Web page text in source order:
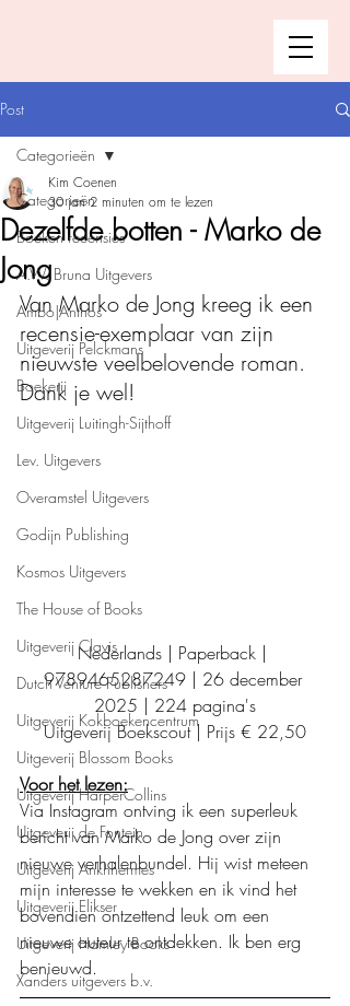
Post
Categorieën
Boeken recensies
A.W. Bruna Uitgevers
Ambo|Anthos
Uitgeverij Pelckmans
Boekerij
Uitgeverij Luitingh-Sijthoff
Lev. Uitgevers
Overamstel Uitgevers
Godijn Publishing
Kosmos Uitgevers
The House of Books
Uitgeverij Clavis
Dutch Venture Publishers
Uitgeverij Kokboekencentrum
Uitgeverij Blossom Books
Uitgeverij HarperCollins
Uitgeverij de Fontein
Uitgeverij Ankhhermes
Uitgeverij Elikser
Uitgeverij Hamley Books
Xanders uitgevers b.v.
Categorieën
Dezelfde botten - Marko de
Jong
Kim Coenen
30 jan 2 minuten om te lezen
Van Marko de Jong kreeg ik een
recensie-exemplaar van zijn
nieuwste veelbelovende roman.
Dank je wel!
Nederlands | Paperback |
9789465287249 | 26 december
2025 | 224 pagina's
Uitgeverij Boekscout | Prijs € 22,50
Voor het lezen:
Via Instagram ontving ik een superleuk
bericht van Marko de Jong over zijn
nieuwe verhalenbundel. Hij wist meteen
mijn interesse te wekken en ik vind het
bovendien ontzettend leuk om een
nieuwe auteur te ontdekken. Ik ben erg
benieuwd.